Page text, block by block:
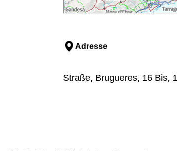
Adresse
Straße, Brugueres, 16 Bis,